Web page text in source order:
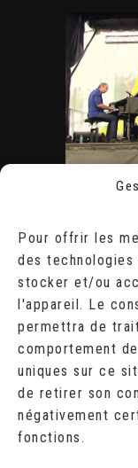
Pour offrir les
des
stocker et/ou
l'appareil. Le
permettra de
comportement
uniques sur ce
de retirer son
négativement
fonctions.
L
3
10
17
24
« Juil